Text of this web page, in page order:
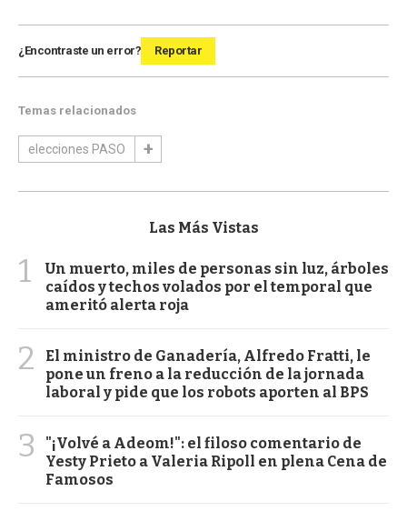
¿Encontraste un error? Reportar
Temas relacionados
elecciones PASO
Las Más Vistas
1
Un muerto, miles de personas sin luz, árboles
caídos y techos volados por el temporal que
ameritó alerta roja
2
El ministro de Ganadería, Alfredo Fratti, le
pone un freno a la reducción de la jornada
laboral y pide que los robots aporten al BPS
3
"¡Volvé a Adeom!": el filoso comentario de
Yesty Prieto a Valeria Ripoll en plena Cena de
Famosos